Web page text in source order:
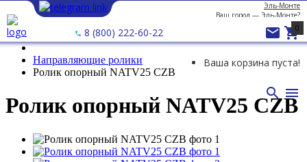
Эль-Монте
Ваш город — Эль-Монте?
8 (800) 222-60-22  
0
Ваша корзина пуста!
 
Направляющие ролики
Ролик опорный NATV25 CZB
Ролик опорный NATV25 CZB